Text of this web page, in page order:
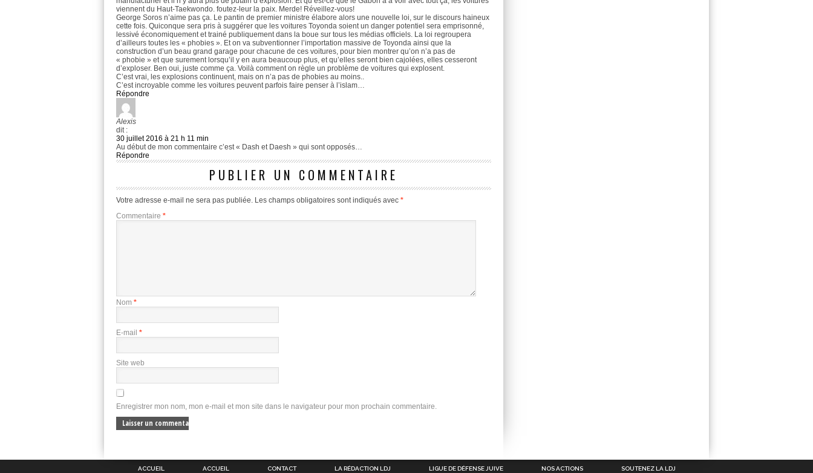
viennent du Haut-Taekwondo. foutez-leur la paix. Merde! Réveillez-vous!
George Soros n’aime pas ça. Le pantin de premier ministre élabore alors une nouvelle loi, sur le discours haineux
cette fois. Quiconque sera pris à suggérer que les voitures Toyonda soient un danger potentiel sera emprisonné,
lessivé économiquement et trainé publiquement dans la boue sur tous les médias officiels. La loi regroupera
d’ailleurs toutes les « phobies ». Et on va subventionner l’importation massive de Toyonda ainsi que la
construction d’un beau grand garage pour chacune de ces voitures, pour bien montrer qu’on n’a pas de
« phobie » et que surement lorsqu’il y en aura beaucoup plus, et qu’elles seront bien cajolées, elles cesseront
d’exploser. Ben oui, juste comme ça. Voilà comment on règle un problème de voitures qui explosent.
C’est vrai, les explosions continuent, mais on n’a pas de phobies au moins..
C’est incroyable comme les voitures peuvent parfois faire penser à l’islam…
Répondre
Alexis
dit :
30 juillet 2016 à 21 h 11 min
Au début de mon commentaire c’est « Dash et Daesh » qui sont opposés…
Répondre
PUBLIER UN COMMENTAIRE
Votre adresse e-mail ne sera pas publiée. Les champs obligatoires sont indiqués avec *
Commentaire *
Nom *
E-mail *
Site web
Enregistrer mon nom, mon e-mail et mon site dans le navigateur pour mon prochain commentaire.
ACCUEIL ACCUEIL CONTACT LA RÉDACTION LDJ LIGUE DE DÉFENSE JUIVE NOS ACTIONS SOUTENEZ LA LDJ